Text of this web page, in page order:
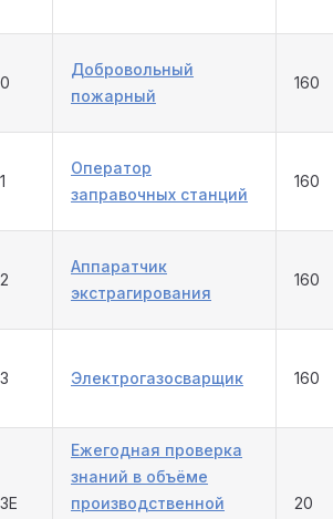
Добровольный
пожарный
160
Оператор
заправочных станций
160
Аппаратчик
экстрагирования
160
Электрогазосварщик 160
Ежегодная проверка
знаний в объёме
производственной
20